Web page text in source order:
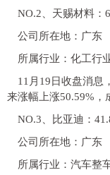
NO.2、天赐材料：
公司所在地：广东
所属行业：化工行
11月19日收盘消息
来涨幅上涨50.59%，
NO.3、比亚迪：
公司所在地：广东
所属行业：汽车整